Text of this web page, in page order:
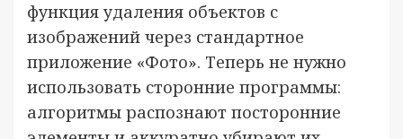
функция удаления объектов с
изображений через стандартное
приложение «Фото». Теперь не нужно
использовать сторонние программы:
алгоритмы распознают посторонние